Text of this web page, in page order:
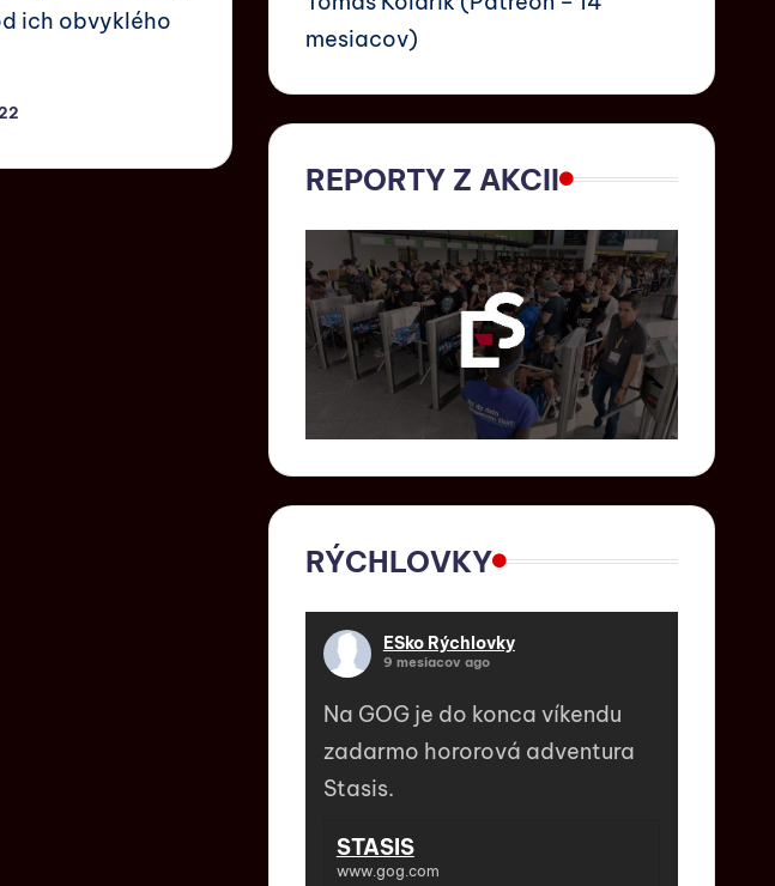
ich obvyklého
mesiacov)
REPORTY Z AKCII
RÝCHLOVKY
ESko Rýchlovky
9 mesiacov ago
Na GOG je do konca víkendu
zadarmo hororová adventura
Stasis.
STASIS
www.gog.com